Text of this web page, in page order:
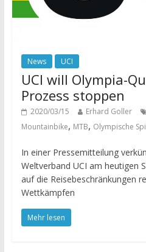
News UCI
UCI will Olympia-
Prozess stoppen
2020/03/15 Erhard Goller
Mountainbike, MTB, Olympische
In einer Pressemitteilung
Weltverband UCI am heutigen
auf die Reisebeschränkungen
Wettkämpfen
Mehr lesen